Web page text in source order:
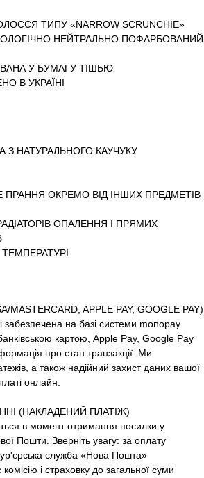
ТИПУ «NARROW SCRUNCHIE»
НЕЙТРАЛЬНО ПОФАРБОВАНИЙ
У БУМАГУ ТІШЬЮ
В УКРАЇНІ
З НАТУРАЛЬНОГО КАУЧУКУ
ПРАННЯ ОКРЕМО ВІД ІНШИХ ПРЕДМЕТІВ
ОПАЛЕННЯ І ПРЯМИХ
APPLE PAY, GOOGLE PAY)
на базі системи monopay.
картою, Apple Pay, Google Pay
про стан транзакції. Ми
а також надійний захист даних вашої
онлайн.
(НАКЛАДЕНИЙ ПЛАТІЖ)
в момент отримання посилки у
Пошти. Зверніть увагу: за оплату
служба «Нова Пошта»
і страховку до загальної суми